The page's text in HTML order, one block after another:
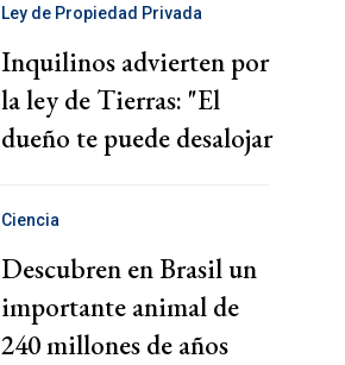
Ley de Propiedad Privada
Inquilinos advierten por
la ley de Tierras: "El
dueño te puede desalojar
Ciencia
Descubren en Brasil un
importante animal de
240 millones de años